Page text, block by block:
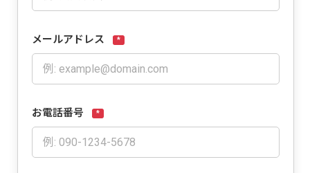
メールアドレス *
お電話番号 *